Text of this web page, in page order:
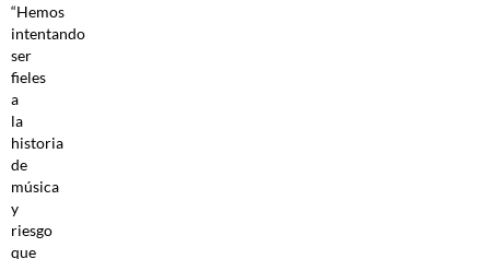
“Hemos
intentando
ser
fieles
a
la
historia
de
música
y
riesgo
que